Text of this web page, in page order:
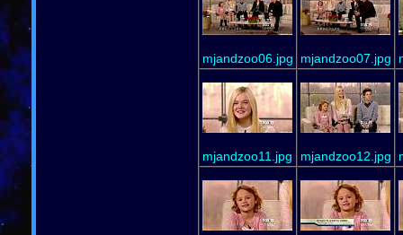
mjandzoo06.jpg mjandzoo07.jpg
mjandzoo11.jpg mjandzoo12.jpg